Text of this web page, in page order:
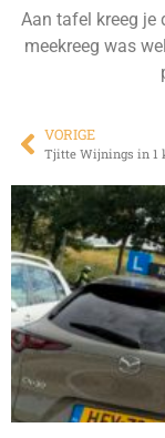
Aan tafel kreeg je
meekreeg was
VORIGE